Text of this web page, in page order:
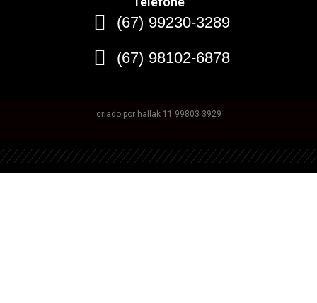
(67) 99230-3289
(67) 98102-6878
criado por hallak 11 99803 3929